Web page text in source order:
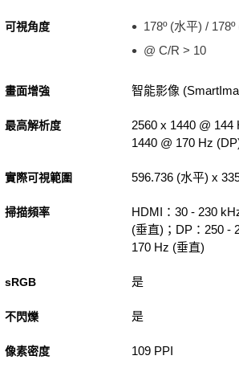
可視角度
178º (水平) /
@ C/R > 10
畫面增強 智能影像
最高解析度
2560 x 1440 @
1440 @ 170 Hz
實際可視範圍 596.736 (水平) x
掃描頻率
HDMI：30 - 230
(垂直)；DP：250 -
170 Hz (垂直)
sRGB 是
不閃爍 是
像素密度 109 PPI